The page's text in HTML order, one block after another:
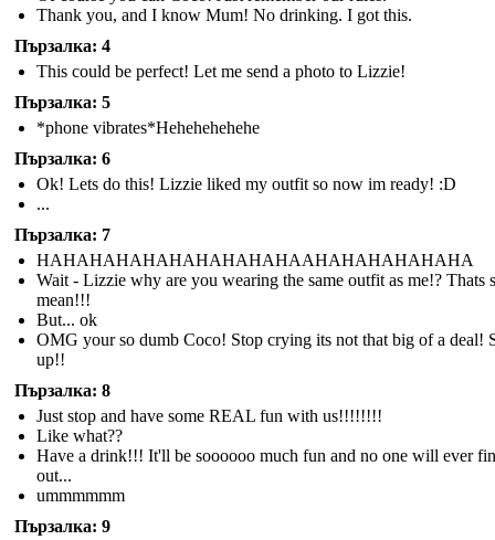
Thank you, and I know Mum! No drinking. I got this.
Пързалка: 4
This could be perfect! Let me send a photo to Lizzie!
Пързалка: 5
*phone vibrates*Hehehehehehe
Пързалка: 6
Ok! Lets do this! Lizzie liked my outfit so now im ready! :D
...
Пързалка: 7
HAHAHAHAHAHAHAHAHAHAAHAHAHAHAHAHA
Wait - Lizzie why are you wearing the same outfit as me!? Thats
mean!!!
But... ok
OMG your so dumb Coco! Stop crying its not that big of a deal!
up!!
Пързалка: 8
Just stop and have some REAL fun with us!!!!!!!!
Like what??
Have a drink!!! It'll be soooooo much fun and no one will ever
out...
ummmmmm
Пързалка: 9